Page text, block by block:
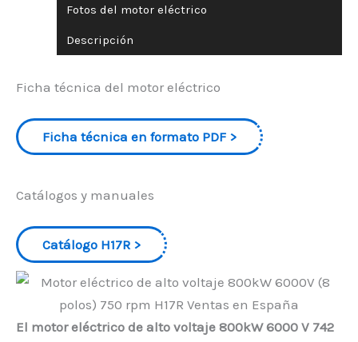
Fotos del motor eléctrico
Descripción
Ficha técnica del motor eléctrico
Ficha técnica en formato PDF
Catálogos y manuales
Catálogo H17R
El motor eléctrico de alto voltaje 800kW 6000 V 742